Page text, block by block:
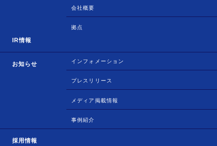
会社概要
拠点
IR情報
お知らせ インフォメーション
プレスリリース
メディア掲載情報
事例紹介
採用情報